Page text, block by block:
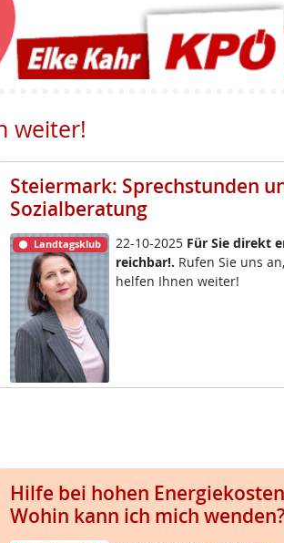
weiter!
Steiermark: Sprechstunden
Sozialberatung
Landtagsklub 22-10-2025 Für Sie di­rekt
reich­bar!. Ru­fen Sie uns
hel­fen Ih­nen wei­ter!
Hilfe bei hohen
Wohin kann ich mich wenden?